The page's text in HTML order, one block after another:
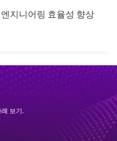
지니어링 효율성 향상
보기.